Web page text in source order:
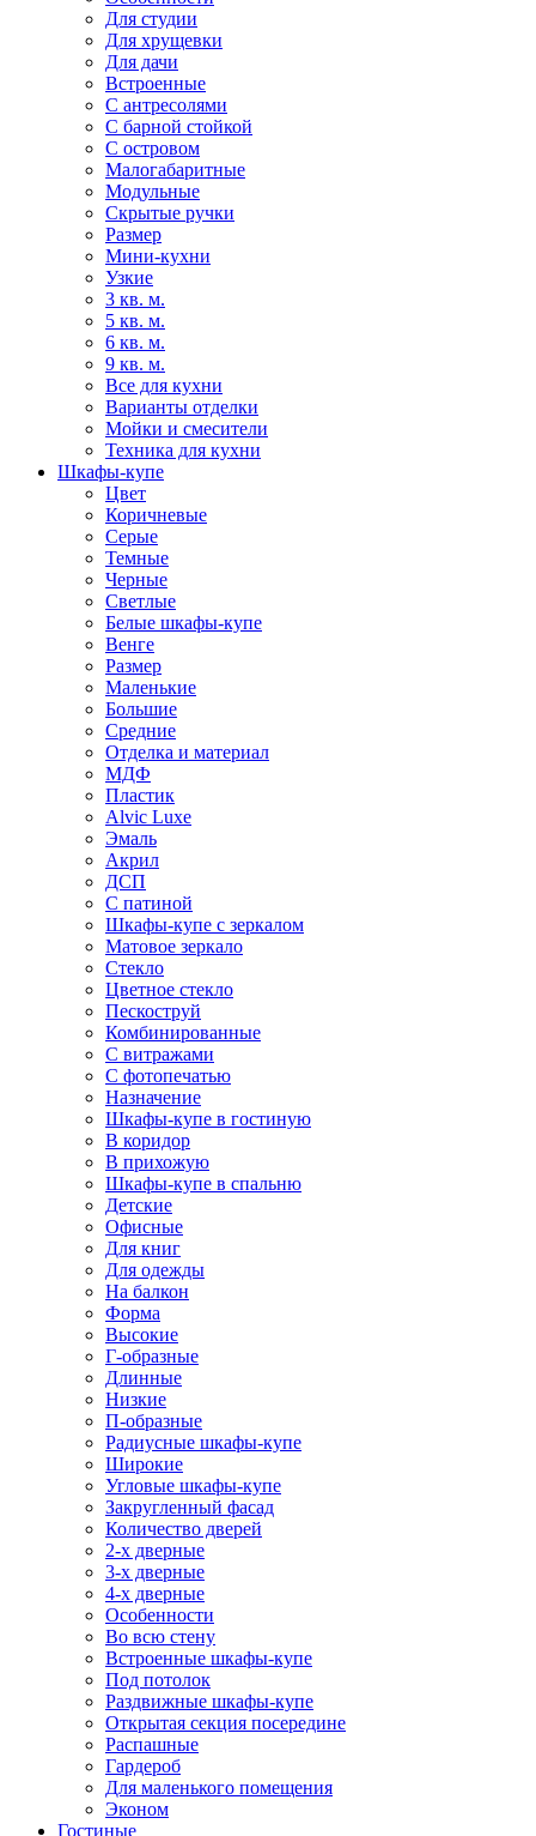
Для студии
Для хрущевки
Для дачи
Встроенные
С антресолями
С барной стойкой
С островом
Малогабаритные
Модульные
Скрытые ручки
Размер
Мини-кухни
Узкие
3 кв. м.
5 кв. м.
6 кв. м.
9 кв. м.
Все для кухни
Варианты отделки
Мойки и смесители
Техника для кухни
Шкафы-купе
Цвет
Коричневые
Серые
Темные
Черные
Светлые
Белые шкафы-купе
Венге
Размер
Маленькие
Большие
Средние
Отделка и материал
МДФ
Пластик
Alvic Luxe
Эмаль
Акрил
ДСП
С патиной
Шкафы-купе с зеркалом
Матовое зеркало
Стекло
Цветное стекло
Пескоструй
Комбинированные
С витражами
С фотопечатью
Назначение
Шкафы-купе в гостиную
В коридор
В прихожую
Шкафы-купе в спальню
Детские
Офисные
Для книг
Для одежды
На балкон
Форма
Высокие
Г-образные
Длинные
Низкие
П-образные
Радиусные шкафы-купе
Широкие
Угловые шкафы-купе
Закругленный фасад
Количество дверей
2-х дверные
3-х дверные
4-х дверные
Особенности
Во всю стену
Встроенные шкафы-купе
Под потолок
Раздвижные шкафы-купе
Открытая секция посередине
Распашные
Гардероб
Для маленького помещения
Эконом
Гостиные